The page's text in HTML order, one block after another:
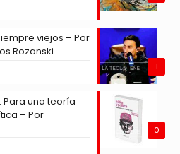
1
viejos – Por
Rozanski
0
Para una teoría
– Por